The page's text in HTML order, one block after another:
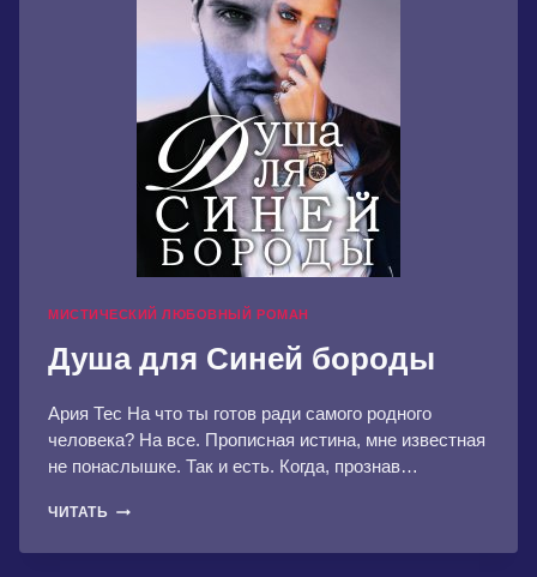
МИСТИЧЕСКИЙ ЛЮБОВНЫЙ РОМАН
Душа для Синей бороды
Ария Тес На что ты готов ради самого родного
человека? На все. Прописная истина, мне известная
не понаслышке. Так и есть. Когда, прознав…
ЧИТАТЬ ДУША
СИНЕЙ